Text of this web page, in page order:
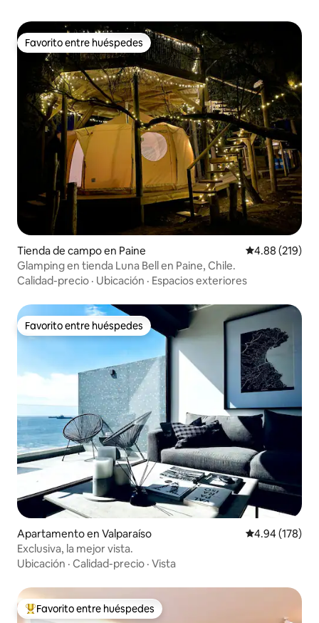
Favorito entre huéspedes
Favorito entre huéspedes
Tienda de campo en Paine Calificación
4.88 (219)
Glamping en tienda Luna Bell en Paine, Chile.
Calidad-precio · Ubicación · Espacios exteriores
Favorito entre huéspedes
Favorito entre huéspedes
Apartamento en Valparaíso Calificación
4.94 (178)
Exclusiva, la mejor vista.
Ubicación · Calidad-precio · Vista
Favorito entre huéspedes preferido
Favorito entre huéspedes